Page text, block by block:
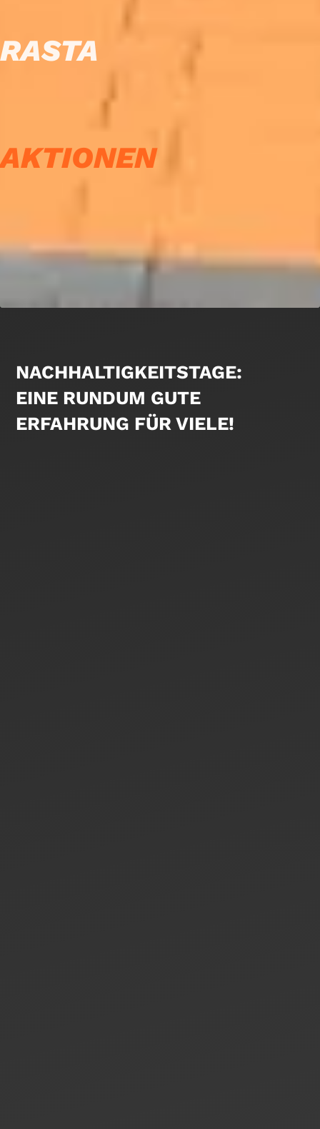
RASTA
AKTIONEN
NACHHALTIGKEITSTAGE:
EINE RUNDUM GUTE
ERFAHRUNG FÜR VIELE!